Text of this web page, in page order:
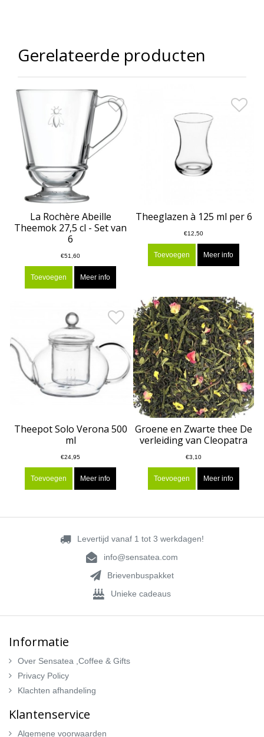
Gerelateerde producten
La Rochère Abeille
Theemok 27,5 cl - Set van
6
€51,60
Toevoegen Meer info
Theeglazen à 125 ml per 6
€12,50
Toevoegen Meer info
Theepot Solo Verona 500
ml
€24,95
Toevoegen Meer info
Groene en Zwarte thee De
verleiding van Cleopatra
€3,10
Toevoegen Meer info
Levertijd vanaf 1 tot 3 werkdagen!
info@sensatea.com
Brievenbuspakket
Unieke cadeaus
Informatie
Over Sensatea ,Coffee & Gifts
Privacy Policy
Klachten afhandeling
Klantenservice
Algemene voorwaarden